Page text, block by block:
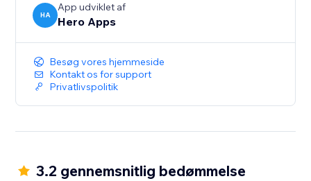
HA
App udviklet af
Hero Apps
Besøg vores hjemmeside
Kontakt os for support
Privatlivspolitik
3.2 gennemsnitlig bedømmelse